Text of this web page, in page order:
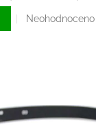
Průměrné
hvězdiček.
Neohodnoceno